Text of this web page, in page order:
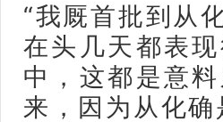
“我厩首批到从
在头几天都表
中，这都是意
来，因为从化